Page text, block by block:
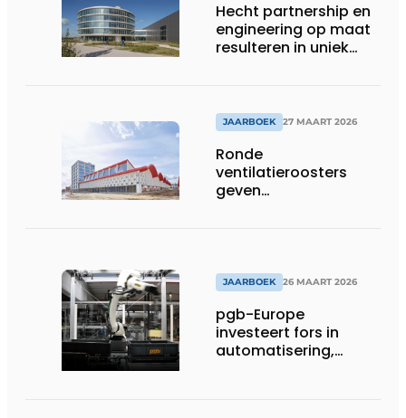
Hecht partnership en
engineering op maat
resulteren in uniek
JAARBOEK 27 MAART 2026
Ronde
ventilatieroosters
geven
JAARBOEK 26 MAART 2026
pgb-Europe
investeert fors in
automatisering,